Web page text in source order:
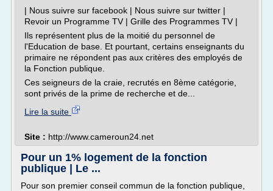
| Nous suivre sur facebook | Nous suivre sur twitter |
Revoir un Programme TV | Grille des Programmes TV |
Ils représentent plus de la moitié du personnel de
l'Education de base. Et pourtant, certains enseignants du
primaire ne répondent pas aux critères des employés de
la Fonction publique.
Ces seigneurs de la craie, recrutés en 8ème catégorie,
sont privés de la prime de recherche et de...
Lire la suite
Site : http://www.cameroun24.net
Pour un 1% logement de la fonction
publique | Le ...
Pour son premier conseil commun de la fonction publique,